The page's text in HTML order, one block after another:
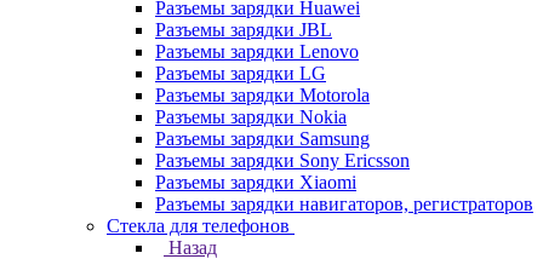
Разъемы зарядки Huawei
Разъемы зарядки JBL
Разъемы зарядки Lenovo
Разъемы зарядки LG
Разъемы зарядки Motorola
Разъемы зарядки Nokia
Разъемы зарядки Samsung
Разъемы зарядки Sony Ericsson
Разъемы зарядки Xiaomi
Разъемы зарядки навигаторов, регистраторов
Стекла для телефонов
Назад